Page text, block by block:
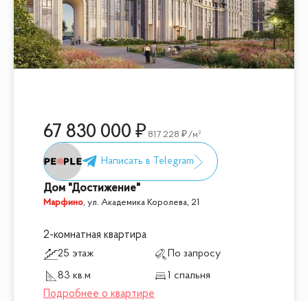
67 830 000 817 228 /м²
Дом "Достижение"
Марфино,ул. Академика Королева, 21
2-комнатная квартира
25 этаж
По запросу
83 кв.м
1 спальня